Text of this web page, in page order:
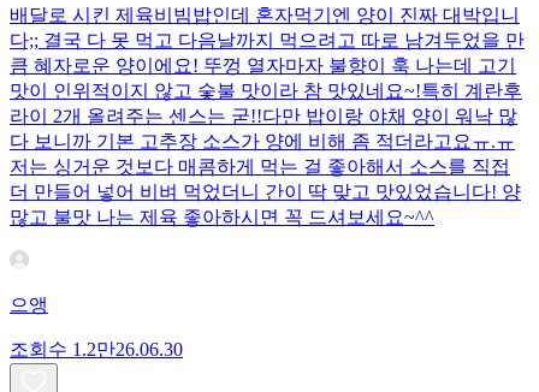
배달로 시킨 제육비빔밥인데 혼자먹기엔 양이 진짜 대박입니
다;; 결국 다 못 먹고 다음날까지 먹으려고 따로 남겨두었을 만
큼 혜자로운 양이에요! 뚜껑 열자마자 불향이 훅 나는데 고기
맛이 인위적이지 않고 숯불 맛이라 참 맛있네요~!특히 계란후
라이 2개 올려주는 센스는 굳!! ​다만 밥이랑 야채 양이 워낙 많
다 보니까 기본 고추장 소스가 양에 비해 좀 적더라고요ㅠ.ㅠ
저는 싱거운 것보다 매콤하게 먹는 걸 좋아해서 소스를 직접
더 만들어 넣어 비벼 먹었더니 간이 딱 맞고 맛있었습니다! 양
많고 불맛 나는 제육 좋아하시면 꼭 드셔보세요~^^
으앵
조회수 1.2만26.06.30